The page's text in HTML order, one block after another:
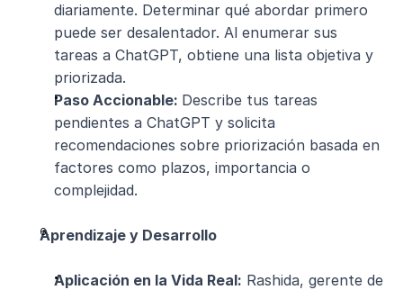
diariamente. Determinar qué abordar primero
puede ser desalentador. Al enumerar sus
tareas a ChatGPT, obtiene una lista objetiva y
priorizada.
Paso Accionable: Describe tus tareas
pendientes a ChatGPT y solicita
recomendaciones sobre priorización basada en
factores como plazos, importancia o
complejidad.
Aprendizaje y Desarrollo
Aplicación en la Vida Real: Rashida, gerente de